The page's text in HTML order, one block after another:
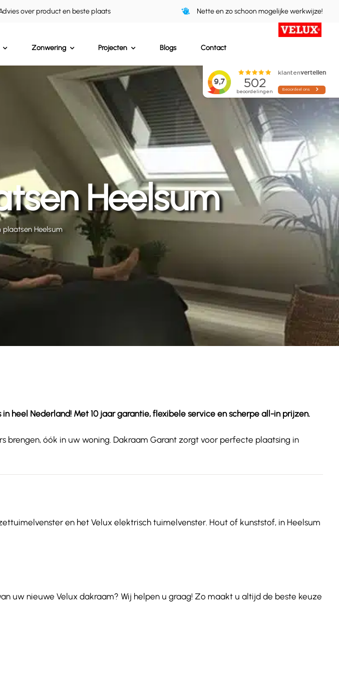
over product en beste plaats Nette en zo schoon mogelijke werkwijze!
Zonwering Projecten Blogs Contact
Heelsum
plaatsen Heelsum
heel Nederland! Met 10 jaar garantie, flexibele service en scherpe all-in prijzen.
brengen, óók in uw woning. Dakraam Garant zorgt voor perfecte plaatsing in
en het Velux elektrisch tuimelvenster. Hout of kunststof, in Heelsum
uw nieuwe Velux dakraam? Wij helpen u graag! Zo maakt u altijd de beste keuze